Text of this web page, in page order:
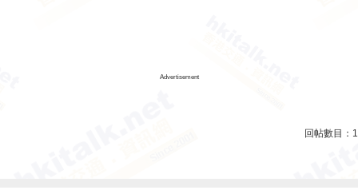
Advertisement
回帖數目： 1